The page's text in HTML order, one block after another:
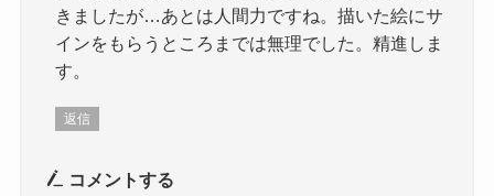
きましたが…あとは人間力ですね。描いた絵にサ
インをもらうところまでは無理でした。精進しま
す。
返信
コメントする